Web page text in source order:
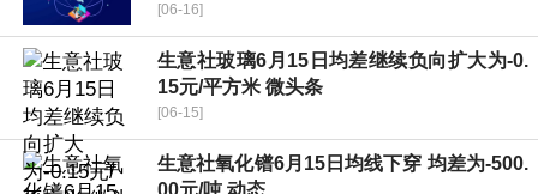
[06-16]
生意社玻璃6月15日均差继续负向扩大为-0.
15元/平方米 微头条
[06-15]
生意社氧化镨6月15日均线下穿 均差为-500.